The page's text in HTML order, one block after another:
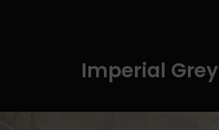
Imperial Grey